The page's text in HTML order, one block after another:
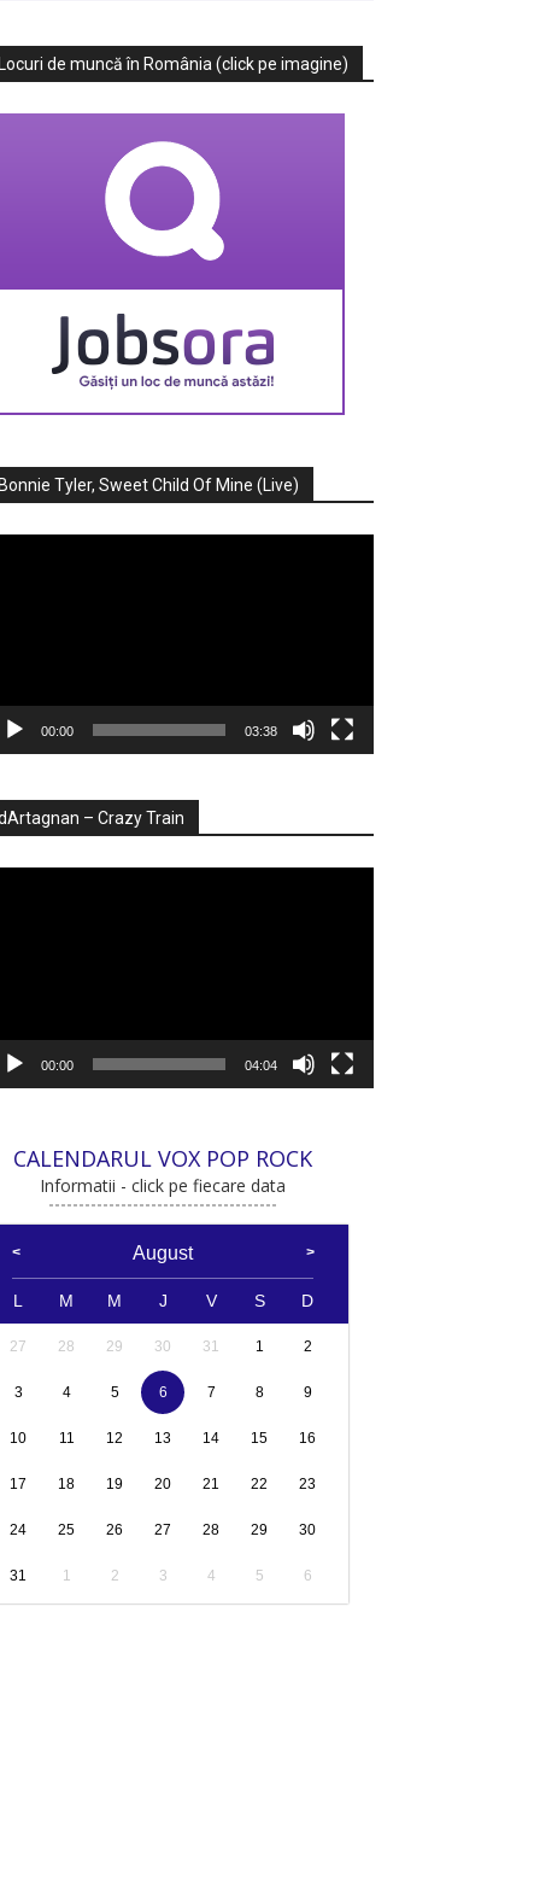
Locuri de muncă în România (click pe imagine)
Bonnie Tyler, Sweet Child Of Mine (Live)
00:00 03:38
– Crazy Train
00:00 04:04
CALENDARUL VOX POP ROCK
Informatii - click pe fiecare data
August
L M M J V S D
27 28 29 30 31 1 2
3 4 5 6 7 8 9
10 11 12 13 14 15 16
17 18 19 20 21 22 23
24 25 26 27 28 29 30
31 1 2 3 4 5 6